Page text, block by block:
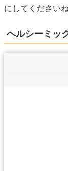
にしてくださいね
ヘルシーミッ